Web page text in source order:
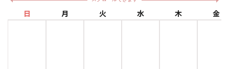
日 月 火 水 木 金